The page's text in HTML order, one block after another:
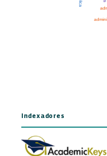
Indexadores